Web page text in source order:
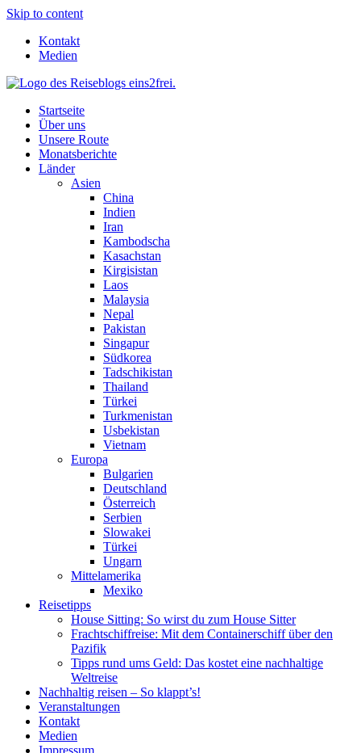
Skip to content
Kontakt
Medien
Startseite
Über uns
Unsere Route
Monatsberichte
Länder
Asien
China
Indien
Iran
Kambodscha
Kasachstan
Kirgisistan
Laos
Malaysia
Nepal
Pakistan
Singapur
Südkorea
Tadschikistan
Thailand
Türkei
Turkmenistan
Usbekistan
Vietnam
Europa
Bulgarien
Deutschland
Österreich
Serbien
Slowakei
Türkei
Ungarn
Mittelamerika
Mexiko
Reisetipps
House Sitting: So wirst du zum House Sitter
Frachtschiffreise: Mit dem Containerschiff über den
Pazifik
Tipps rund ums Geld: Das kostet eine nachhaltige
Weltreise
Nachhaltig reisen – So klappt’s!
Veranstaltungen
Kontakt
Medien
Impressum